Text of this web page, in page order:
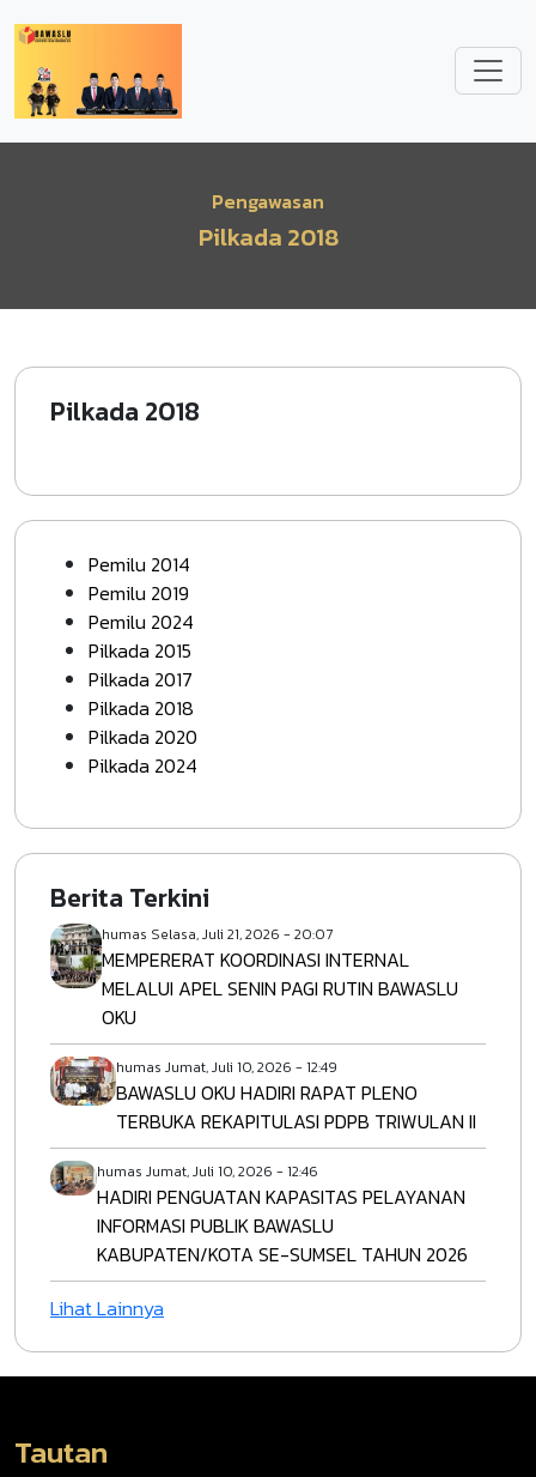
Pengawasan
Pilkada 2018
Pilkada 2018
Pemilu 2014
Pemilu 2019
Pemilu 2024
Pilkada 2015
Pilkada 2017
Pilkada 2018
Pilkada 2020
Pilkada 2024
Berita Terkini
humas Selasa, Juli 21, 2026 - 20:07
MEMPERERAT KOORDINASI INTERNAL
MELALUI APEL SENIN PAGI RUTIN BAWASLU
OKU
humas Jumat, Juli 10, 2026 - 12:49
BAWASLU OKU HADIRI RAPAT PLENO
TERBUKA REKAPITULASI PDPB TRIWULAN II
humas Jumat, Juli 10, 2026 - 12:46
HADIRI PENGUATAN KAPASITAS PELAYANAN
INFORMASI PUBLIK BAWASLU
KABUPATEN/KOTA SE-SUMSEL TAHUN 2026
Lihat Lainnya
Tautan